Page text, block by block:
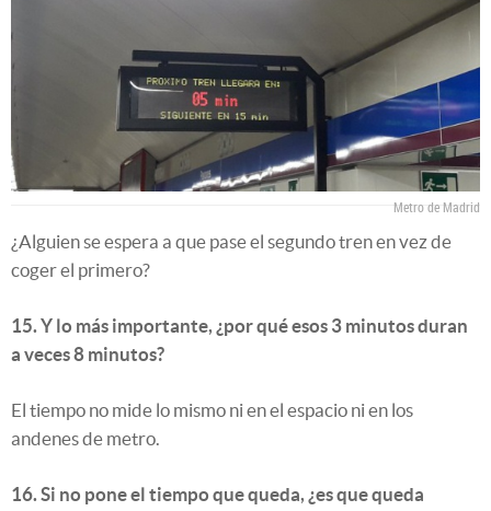
Metro de Madrid
¿Alguien se espera a que pase el segundo tren en vez de
coger el primero?
15. Y lo más importante, ¿por qué esos 3 minutos duran
a veces 8 minutos?
El tiempo no mide lo mismo ni en el espacio ni en los
andenes de metro.
16. Si no pone el tiempo que queda, ¿es que queda